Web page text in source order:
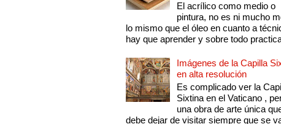
El acrílico como medio o
pintura, no es ni mucho
lo mismo que el óleo en cuanto a
hay que aprender y sobre todo
Imágenes de la Capilla
en alta resolución
Es complicado ver la
Sixtina en el Vaticano ,
una obra de arte única
debe dejar de visitar siempre que se